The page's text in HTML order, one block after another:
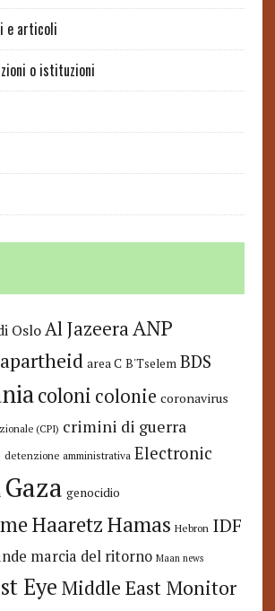
e articoli
o istituzioni
Oslo Al JazeeraANP
apartheid area C B'Tselem BDS
coloni colonie coronavirus
(CPI) crimini di guerra
detenzione amministrativa Electronic
Gaza genocidio
HaaretzHamas Hebron IDF
marcia del ritorno Maan news
Eye Middle East Monitor